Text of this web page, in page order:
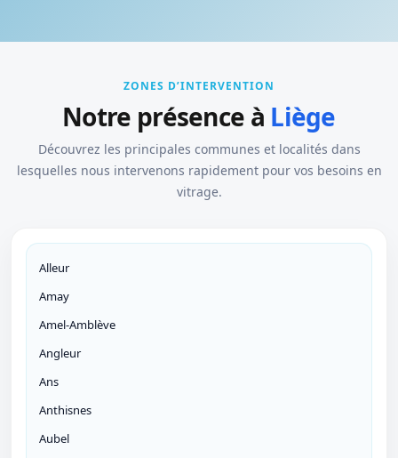
ZONES D’INTERVENTION
Notre présence à Liège
Découvrez les principales communes et localités dans
lesquelles nous intervenons rapidement pour vos besoins en
vitrage.
Alleur
Amay
Amel-Amblève
Angleur
Ans
Anthisnes
Aubel